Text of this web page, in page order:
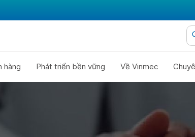
hàng Phát triển bền vững Về Vinmec